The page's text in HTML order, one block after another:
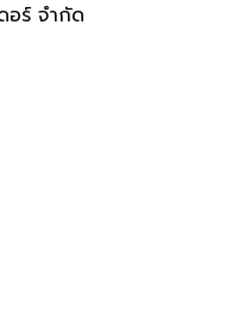
อร์ จำกัด